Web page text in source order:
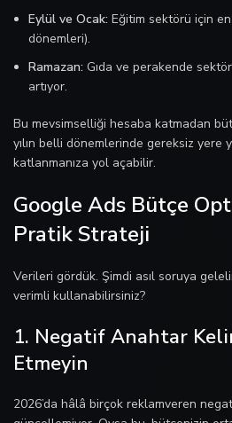
Eylül ve Ocak: Eğitim sektörü için
dönemleri).
Ramazan: Gıda ve perakende
artıyor.
Bu mevsimselliği hesaba katmadan
yılın belli dönemlerinde gereksiz yere
katlanmanıza yol açabilir.
Google Ads Bütçe
Pratik Strateji
Verileri gördük. Şimdi asıl soruya
verimli kullanabilirsiniz?
1. Negatif Anahtar
Etmeyin
2026’da hâlâ birçok reklamveren